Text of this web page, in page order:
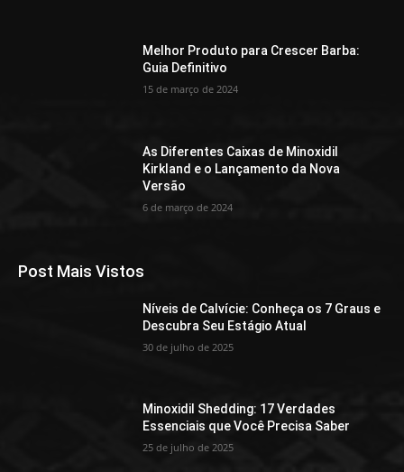
Melhor Produto para Crescer Barba:
Guia Definitivo
15 de março de 2024
As Diferentes Caixas de Minoxidil
Kirkland e o Lançamento da Nova
Versão
6 de março de 2024
Post Mais Vistos
Níveis de Calvície: Conheça os 7 Graus e
Descubra Seu Estágio Atual
30 de julho de 2025
Minoxidil Shedding: 17 Verdades
Essenciais que Você Precisa Saber
25 de julho de 2025